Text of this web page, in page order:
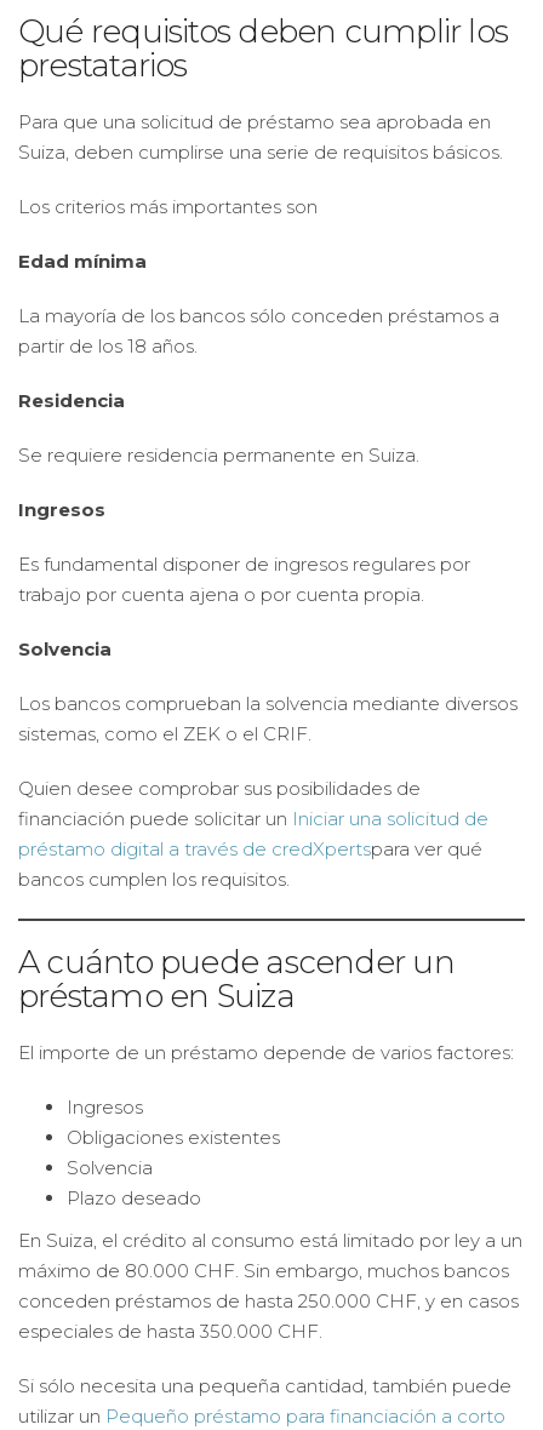
Qué requisitos deben cumplir los
prestatarios
Para que una solicitud de préstamo sea aprobada en
Suiza, deben cumplirse una serie de requisitos básicos.
Los criterios más importantes son
Edad mínima
La mayoría de los bancos sólo conceden préstamos a
partir de los 18 años.
Residencia
Se requiere residencia permanente en Suiza.
Ingresos
Es fundamental disponer de ingresos regulares por
trabajo por cuenta ajena o por cuenta propia.
Solvencia
Los bancos comprueban la solvencia mediante diversos
sistemas, como el ZEK o el CRIF.
Quien desee comprobar sus posibilidades de
financiación puede solicitar un Iniciar una solicitud de
préstamo digital a través de credXpertspara ver qué
bancos cumplen los requisitos.
A cuánto puede ascender un
préstamo en Suiza
El importe de un préstamo depende de varios factores:
Ingresos
Obligaciones existentes
Solvencia
Plazo deseado
En Suiza, el crédito al consumo está limitado por ley a un
máximo de 80.000 CHF. Sin embargo, muchos bancos
conceden préstamos de hasta 250.000 CHF, y en casos
especiales de hasta 350.000 CHF.
Si sólo necesita una pequeña cantidad, también puede
utilizar un Pequeño préstamo para financiación a corto